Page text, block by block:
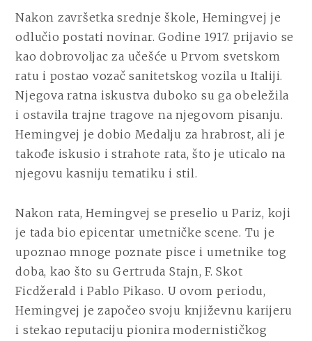
Nakon završetka srednje škole, Hemingvej je
odlučio postati novinar. Godine 1917. prijavio se
kao dobrovoljac za učešće u Prvom svetskom
ratu i postao vozač sanitetskog vozila u Italiji.
Njegova ratna iskustva duboko su ga obeležila
i ostavila trajne tragove na njegovom pisanju.
Hemingvej je dobio Medalju za hrabrost, ali je
takođe iskusio i strahote rata, što je uticalo na
njegovu kasniju tematiku i stil.
Nakon rata, Hemingvej se preselio u Pariz, koji
je tada bio epicentar umetničke scene. Tu je
upoznao mnoge poznate pisce i umetnike tog
doba, kao što su Gertruda Stajn, F. Skot
Ficdžerald i Pablo Pikaso. U ovom periodu,
Hemingvej je započeo svoju književnu karijeru
i stekao reputaciju pionira modernističkog